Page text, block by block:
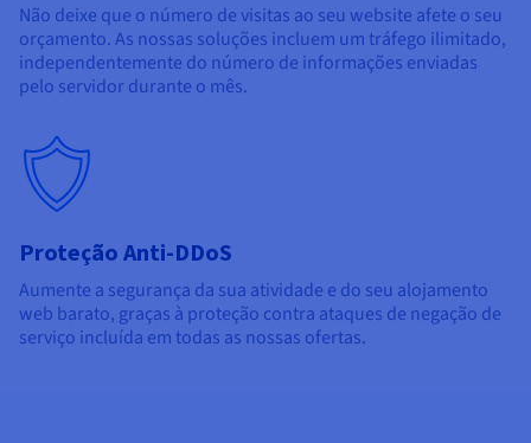
Não deixe que o número de visitas ao seu website afete o seu
orçamento. As nossas soluções incluem um tráfego ilimitado,
independentemente do número de informações enviadas
pelo servidor durante o mês.
Proteção Anti-DDoS
Aumente a segurança da sua atividade e do seu alojamento
web barato, graças à proteção contra ataques de negação de
serviço incluída em todas as nossas ofertas.